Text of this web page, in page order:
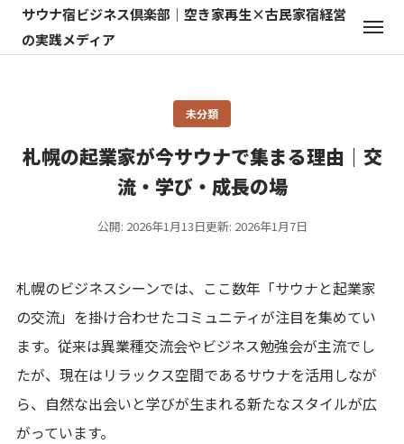
サウナ宿ビジネス倶楽部｜空き家再生×古民家宿経営
の実践メディア
未分類
札幌の起業家が今サウナで集まる理由｜交
流・学び・成長の場
公開: 2026年1月13日更新: 2026年1月7日
札幌のビジネスシーンでは、ここ数年「サウナと起業家
の交流」を掛け合わせたコミュニティが注目を集めてい
ます。従来は異業種交流会やビジネス勉強会が主流でし
たが、現在はリラックス空間であるサウナを活用しなが
ら、自然な出会いと学びが生まれる新たなスタイルが広
がっています。